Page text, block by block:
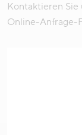
Kontaktieren
Online-Anfrage-